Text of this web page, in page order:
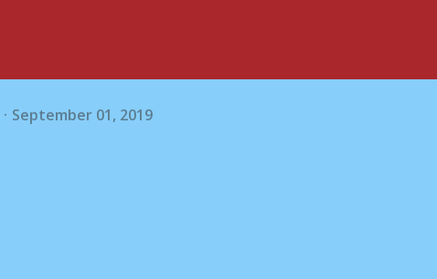
September 01, 2019